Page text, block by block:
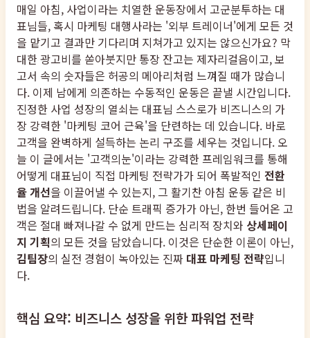
매일 아침, 사업이라는 치열한 운동장에서 고군분투하는 대
표님들, 혹시 마케팅 대행사라는 '외부 트레이너'에게 모든 것
을 맡기고 결과만 기다리며 지쳐가고 있지는 않으신가요? 막
대한 광고비를 쏟아붓지만 통장 잔고는 제자리걸음이고, 보
고서 속의 숫자들은 허공의 메아리처럼 느껴질 때가 많습니
다. 이제 남에게 의존하는 수동적인 운동은 끝낼 시간입니다.
진정한 사업 성장의 열쇠는 대표님 스스로가 비즈니스의 가
장 강력한 '마케팅 코어 근육'을 단련하는 데 있습니다. 바로
고객을 완벽하게 설득하는 논리 구조를 세우는 것입니다. 오
늘 이 글에서는 '고객의눈'이라는 강력한 프레임워크를 통해
어떻게 대표님이 직접 마케팅 전략가가 되어 폭발적인 전환
율 개선을 이끌어낼 수 있는지, 그 활기찬 아침 운동 같은 비
법을 알려드립니다. 단순 트래픽 증가가 아닌, 한번 들어온 고
객은 절대 빠져나갈 수 없게 만드는 심리적 장치와 상세페이
지 기획의 모든 것을 담았습니다. 이것은 단순한 이론이 아닌,
김팀장의 실전 경험이 녹아있는 진짜 대표 마케팅 전략입니
다.
핵심 요약: 비즈니스 성장을 위한 파워업 전략